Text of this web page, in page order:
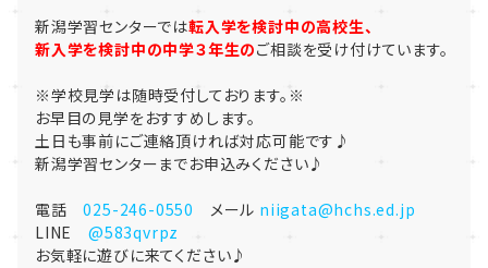
新潟学習センターでは転入学を検討中の高校生、
新入学を検討中の中学３年生のご相談を受け付けています。
※学校見学は随時受付しております。※
お早目の見学をおすすめします。
土日も事前にご連絡頂ければ対応可能です♪
新潟学習センターまでお申込みください♪
電話025-246-0550 メール niigata@hchs.ed.jp
LINE @583qvrpz
お気軽に遊びに来てください♪